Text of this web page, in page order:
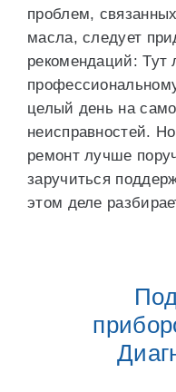
проблем,
масла, следует
рекомендаций: Тут
целый день на
неисправностей.
ремонт лучше
заручиться
этом деле